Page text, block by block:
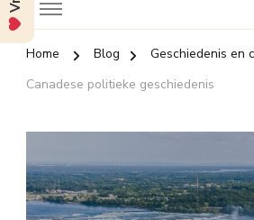
Home Blog
Geschiedenis en
Canadese politieke geschiedenis